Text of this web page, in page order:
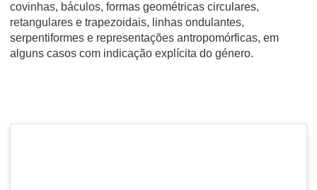
covinhas, báculos, formas geométricas circulares,
retangulares e trapezoidais, linhas ondulantes,
serpentiformes e representações antropomórficas, em
alguns casos com indicação explícita do género.